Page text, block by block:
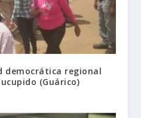
democrática regional
(Guárico)